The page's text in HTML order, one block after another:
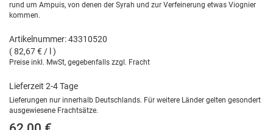
rund um Ampuis, von denen der Syrah und zur Verfeinerung etwas Viognier
kommen.
Artikelnummer: 43310520
( 82,67 € / l )
Preise inkl. MwSt, gegebenfalls zzgl. Fracht
Lieferzeit 2-4 Tage
Lieferungen nur innerhalb Deutschlands. Für weitere Länder gelten gesondert
ausgewiesene Frachtsätze.